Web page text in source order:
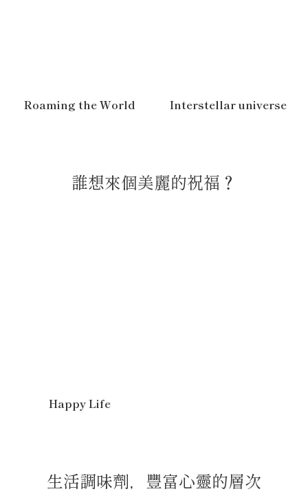
Roaming the World Interstellar universe
誰想來個美麗的祝福？
Happy Life
生活調味劑，豐富心靈的層次